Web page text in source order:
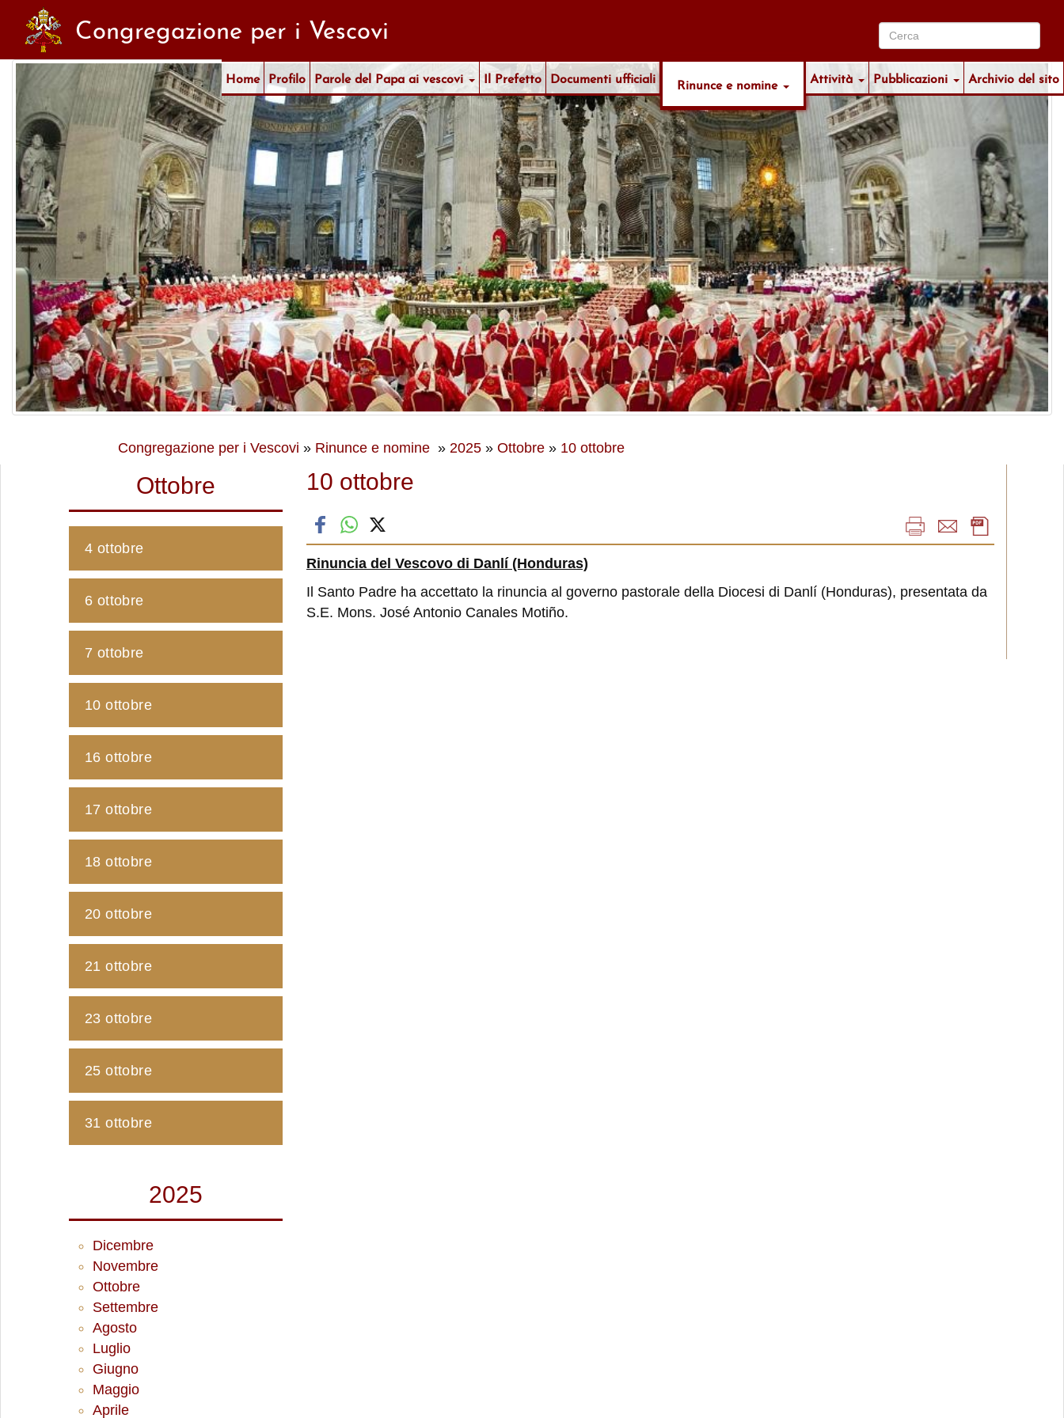
Congregazione per i Vescovi
Home Profilo Parole del Papa ai vescovi Il Prefetto Documenti ufficiali Rinunce e nomine Attività Pubblicazioni Archivio del sito
Congregazione per i Vescovi » Rinunce e nomine »2025 »Ottobre » 10 ottobre
Ottobre
4 ottobre
6 ottobre
7 ottobre
10 ottobre
16 ottobre
17 ottobre
18 ottobre
20 ottobre
21 ottobre
23 ottobre
25 ottobre
31 ottobre
2025
Dicembre
Novembre
Ottobre
Settembre
Agosto
Luglio
Giugno
Maggio
Aprile
10 ottobre
Rinuncia del Vescovo di Danlí (Honduras)
Il Santo Padre ha accettato la rinuncia al governo pastorale della Diocesi di Danlí (Honduras), presentata da
S.E. Mons. José Antonio Canales Motiño.